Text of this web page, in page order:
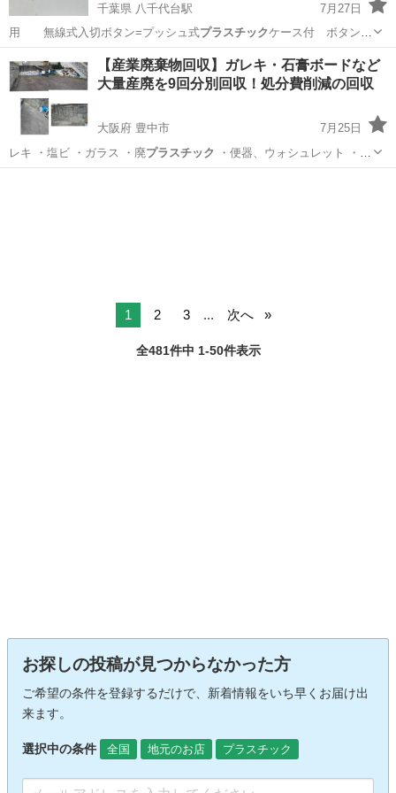
千葉県 八千代台駅
7月27日
用 無線式入切ボタン=プッシュ式プラスチックケース付 ボタン電
池使用 取付部=…
八千代市 八千代台駅 その他 無料
【産業廃棄物回収】ガレキ・石膏ボードなど
大量産廃を9回分別回収！処分費削減の回収
大阪府 豊中市
7月25日
レキ ・塩ビ ・ガラス ・廃プラスチック
・便器、ウォシュレット ・
洗…
1 2 3 ... 次へ
全481件中 1-50件表示
お探しの投稿が見つからなかった方
ご希望の条件を登録するだけで、新着情報をいち早くお届け出
来ます。
選択中の条件 全国 地元のお店 プラスチック